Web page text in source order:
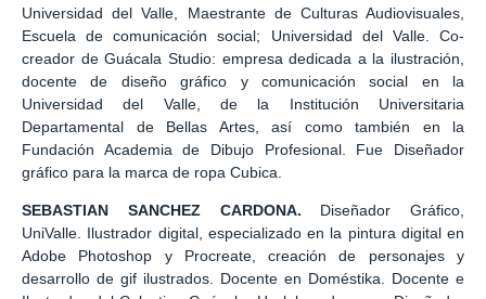
Universidad del Valle, Maestrante de Culturas Audiovisuales,
Escuela de comunicación social; Universidad del Valle. Co-
creador de Guácala Studio: empresa dedicada a la ilustración,
docente de diseño gráfico y comunicación social en la
Universidad del Valle, de la Institución Universitaria
Departamental de Bellas Artes, así como también en la
Fundación Academia de Dibujo Profesional. Fue Diseñador
gráfico para la marca de ropa Cubica.
SEBASTIAN SANCHEZ CARDONA. Diseñador Gráfico,
UniValle. Ilustrador digital, especializado en la pintura digital en
Adobe Photoshop y Procreate, creación de personajes y
desarrollo de gif ilustrados. Docente en Doméstika. Docente e